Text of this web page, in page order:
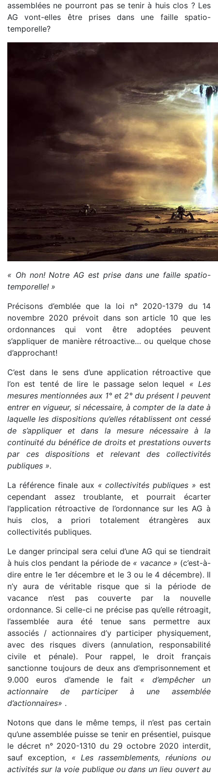
assemblées ne pourront pas se tenir à huis clos ? Les
AG vont-elles être prises dans une faille spatio-
temporelle?
« Oh non! Notre AG est prise dans une faille spatio-
temporelle! »
Précisons d’emblée que la loi n° 2020-1379 du 14
novembre 2020 prévoit dans son article 10 que les
ordonnances qui vont être adoptées peuvent
s’appliquer de manière rétroactive… ou quelque chose
d’approchant!
C’est dans le sens d’une application rétroactive que
l’on est tenté de lire le passage selon lequel « Les
mesures mentionnées aux 1° et 2° du présent I peuvent
entrer en vigueur, si nécessaire, à compter de la date à
laquelle les dispositions qu’elles rétablissent ont cessé
de s’appliquer et dans la mesure nécessaire à la
continuité du bénéfice de droits et prestations ouverts
par ces dispositions et relevant des collectivités
publiques ».
La référence finale aux « collectivités publiques » est
cependant assez troublante, et pourrait écarter
l’application rétroactive de l’ordonnance sur les AG à
huis clos, a priori totalement étrangères aux
collectivités publiques.
Le danger principal sera celui d’une AG qui se tiendrait
à huis clos pendant la période de « vacance » (c’est-à-
dire entre le 1er décembre et le 3 ou le 4 décembre). Il
n’y aura de véritable risque que si la période de
vacance n’est pas couverte par la nouvelle
ordonnance. Si celle-ci ne précise pas qu’elle rétroagit,
l’assemblée aura été tenue sans permettre aux
associés / actionnaires d’y participer physiquement,
avec des risques divers (annulation, responsabilité
civile et pénale). Pour rappel, le droit français
sanctionne toujours de deux ans d’emprisonnement et
9.000 euros d’amende le fait « d’empêcher un
actionnaire de participer à une assemblée
d’actionnaires» .
Notons que dans le même temps, il n’est pas certain
qu’une assemblée puisse se tenir en présentiel, puisque
le décret n° 2020-1310 du 29 octobre 2020 interdit,
sauf exception, « Les rassemblements, réunions ou
activités sur la voie publique ou dans un lieu ouvert au